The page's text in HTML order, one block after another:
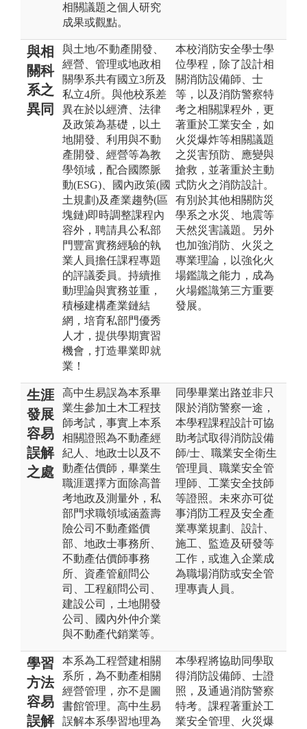
相關議題之個人研究
成果或觀點。
與相
關科
系之
異同
與土地/不動產開發、
經營、管理或地政相
關學系共有國立3所及
私立4所。與他校系差
異在於以經濟、法律
及政策為基礎，以土
地開發、利用與不動
產開發、經營等為教
學領域，配合國際脈
動(ESG)、國內政策(國
土規劃)及產業趨勢(區
塊鏈)即時調整課程內
容外，聘請具公私部
門豐富實務經驗的執
業人員擔任課程專題
的評議委員。持續推
動理論與實務並重，
積極建構產業鏈結
網，培育私部門優秀
人才，提供學期實習
機會，打造畢業即就
業！
本校消防安全學士學
位學程，除了設計相
關消防設備師、士
等，以及消防警察特
考之相關課程外，更
著重於工業安全，如
火災爆炸等相關議題
之災害預防、應變與
搶救，並著重於主動
式防火之消防設計。
有別於其他相關防災
學系之水災、地震等
天然災害議題。另外
也加強消防、火災之
專業理論，以強化火
場鑑識之能力，成為
火場鑑識第三方重要
發展。
生涯
發展
容易
誤解
之處
高中生易誤為本系畢
業生參加土木工程技
師考試，事實上本系
相關證照為不動產經
紀人、地政士以及不
動產估價師，畢業生
職涯選擇方面除高普
考地政及測量外，私
部門求職領域涵蓋壽
險公司不動產鑑價
部、地政士事務所、
不動產估價師事務
所、資產管顧問公
司、工程顧問公司、
建設公司，土地開發
公司、國內外仲介業
與不動產代銷業等。
同學畢業出路並非只
限於消防警察一途，
本學程課程設計可協
助考試取得消防設備
師/士、職業安全衛生
管理員、職業安全管
理師、工業安全技師
等證照。未來亦可從
事消防工程及安全產
業專業規劃、設計、
施工、監造及研發等
工作，或進入企業成
為職場消防或安全管
理專責人員。
學習
方法
容易
誤解
本系為工程營建相關
系所，為不動產相關
經營管理，亦不是圖
書館管理。高中生易
誤解本系學習地理為
本學程將協助同學取
得消防設備師、士證
照，及通過消防警察
特考。課程著重於工
業安全管理、火災爆